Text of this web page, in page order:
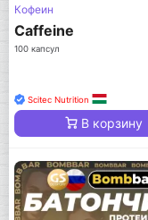
Кофеин
Caffeine
100 капсул
Scitec Nutrition
В корзину